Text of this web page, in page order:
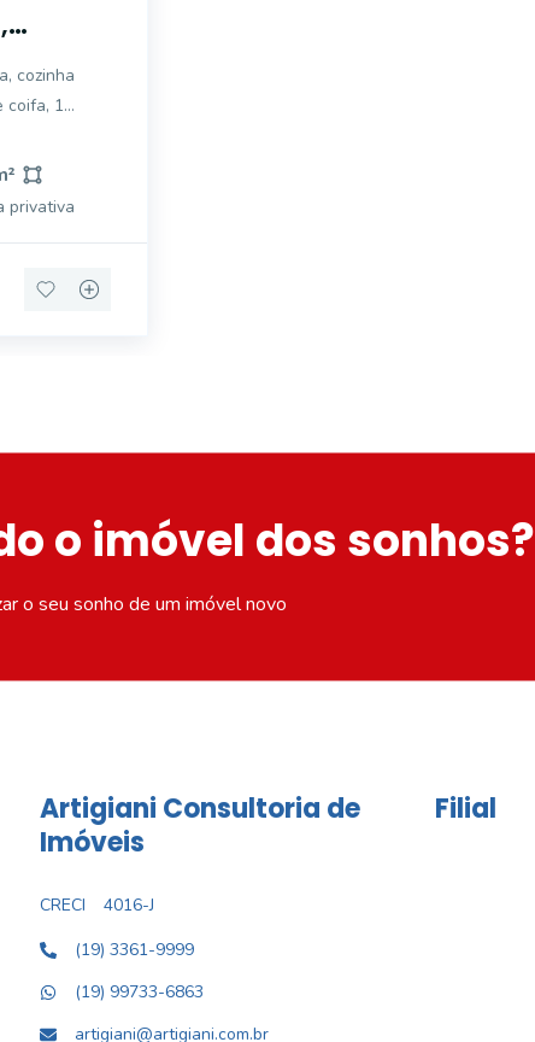
do
cozinha
coifa, 1
privativa
o imóvel dos sonhos?
o seu sonho de um imóvel novo
Artigiani Consultoria de
Imóveis
CRECI
4016-J
(19) 3361-9999
(19) 99733-6863
artigiani@artigiani.com.br
Filial